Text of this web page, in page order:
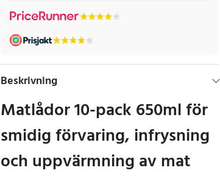
Beskrivning
Matlådor 10-pack 650ml för
smidig förvaring, infrysning
och uppvärmning av mat